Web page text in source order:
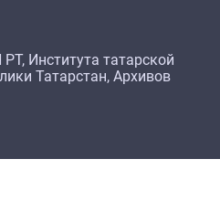
Института татарской
Татарстан, Архивов